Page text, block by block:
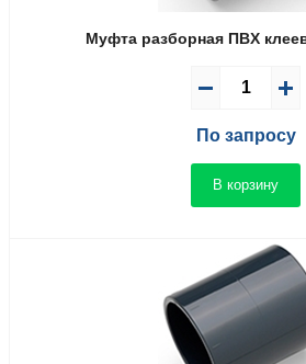
Муфта разборная ПВX
По запросу
В корзину